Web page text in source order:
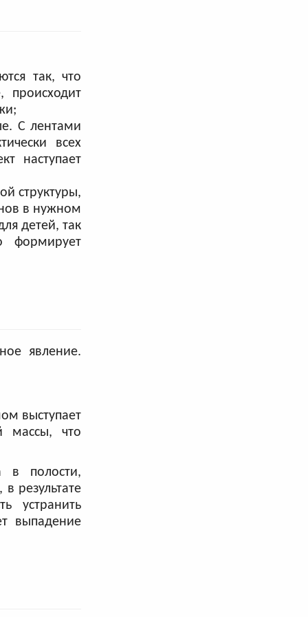
так, что
происходит
С лентами
всех
наступает
структуры,
в нужном
детей, так
формирует
явление.
выступает
массы, что
в полости,
результате
устранить
выпадение